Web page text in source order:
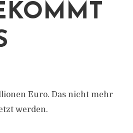
Euro. Das nicht mehr
werden.